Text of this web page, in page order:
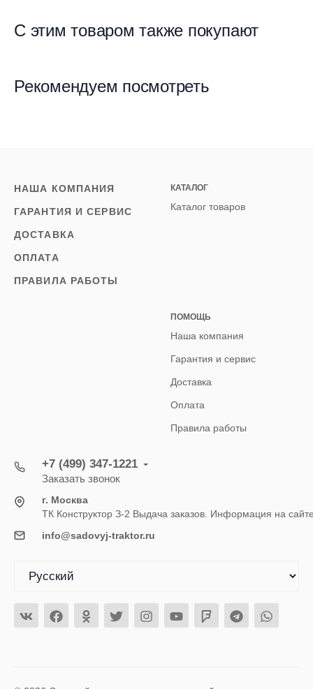
С этим товаром также покупают
Рекомендуем посмотреть
НАША КОМПАНИЯ
ГАРАНТИЯ И СЕРВИС
ДОСТАВКА
ОПЛАТА
ПРАВИЛА РАБОТЫ
КАТАЛОГ
Каталог товаров
ПОМОЩЬ
Наша компания
Гарантия и сервис
Доставка
Оплата
Правила работы
+7 (499) 347-1221
Заказать звонок
г. Москва
ТК Конструктор З-2 Выдача заказов. Информация на
info@sadovyj-traktor.ru